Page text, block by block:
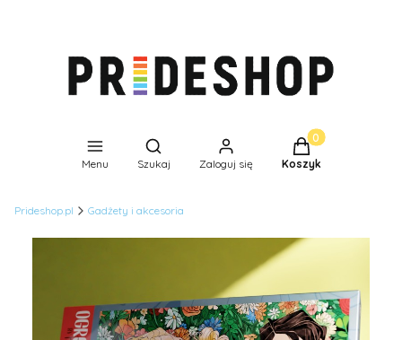
Menu
Otwórz wyszukiwarkę
Szukaj Zaloguj się
Produkty w
Koszyk
Prideshop.pl Gadżety i akcesoria